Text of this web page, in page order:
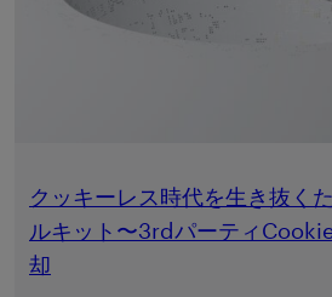
クッキーレス時代を生き抜く
ルキット〜3rdパーティ
却